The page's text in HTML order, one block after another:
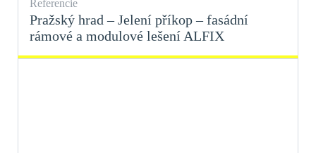
Referencie
Pražský hrad – Jelení příkop – fasádní
rámové a modulové lešení ALFIX